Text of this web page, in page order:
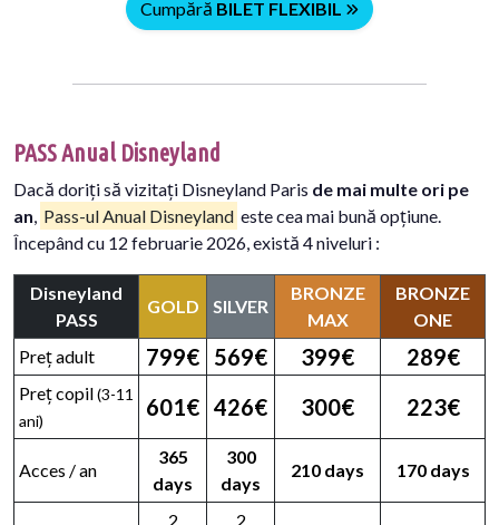
Cumpără BILET FLEXIBIL
PASS Anual Disneyland
Dacă doriți să vizitați Disneyland Paris de mai multe ori pe
an, Pass-ul Anual Disneyland este cea mai bună opțiune.
Începând cu 12 februarie 2026, există 4 niveluri :
Disneyland
PASS
GOLD SILVER
BRONZE
MAX
BRONZE
ONE
Preț adult
799€ 569€ 399€ 289€
Preț copil(3-11
ani)
601€ 426€ 300€ 223€
Acces / an
365
days
300
days
210 days 170 days
2
2